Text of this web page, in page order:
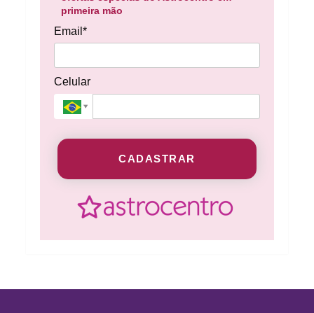
primeira mão
Email*
Celular
CADASTRAR